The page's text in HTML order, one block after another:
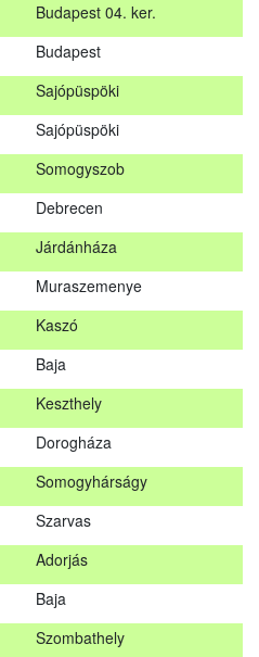
Budapest 04. ker.
Budapest
Sajópüspöki
Sajópüspöki
Somogyszob
Debrecen
Járdánháza
Muraszemenye
Kaszó
Baja
Keszthely
Dorogháza
Somogyhárságy
Szarvas
Adorjás
Baja
Szombathely
zárul!
kizárólag a Nébih honlapján
jelentkezés elfogadásáról
Regéc
Hercegszántó
Pilisszentiván
Budapest 04. ker.
Budapest
Somogyszob
Járdánháza
Muraszemenye
Kaszó
Keszthely
Dorogháza